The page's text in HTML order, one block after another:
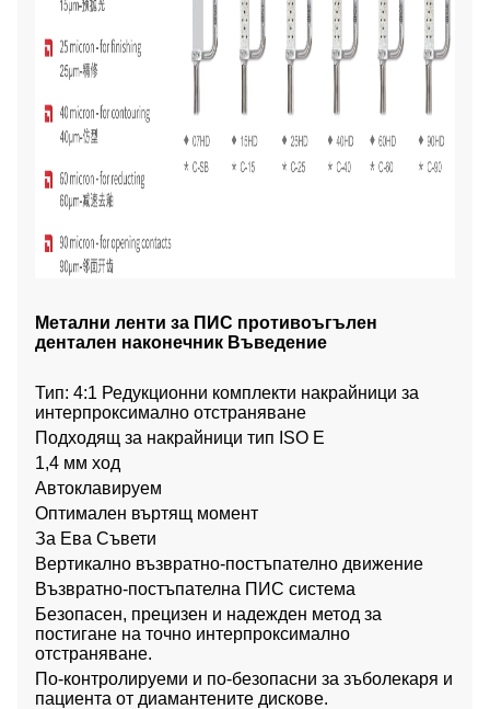
Метални ленти за ПИС противоъгълен
дентален наконечник Въведение
Тип: 4:1 Редукционни комплекти накрайници за
интерпроксимално отстраняване
Подходящ за накрайници тип ISO E
1,4 мм ход
Автоклавируем
Оптимален въртящ момент
За Ева Съвети
Вертикално възвратно-постъпателно движение
Възвратно-постъпателна ПИС система
Безопасен, прецизен и надежден метод за
постигане на точно интерпроксимално
отстраняване.
По-контролируеми и по-безопасни за зъболекаря и
пациента от диамантените дискове.